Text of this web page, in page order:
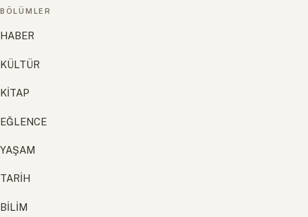
BÖLÜMLER
HABER
KÜLTÜR
KİTAP
EĞLENCE
YAŞAM
TARİH
BİLİM